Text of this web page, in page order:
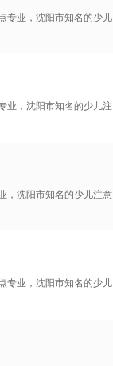
专业，沈阳市知名的少儿
业，沈阳市知名的少儿注
，沈阳市知名的少儿注意
专业，沈阳市知名的少儿